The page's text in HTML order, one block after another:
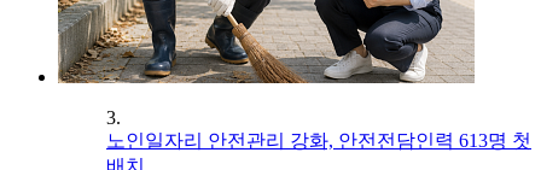
3.
노인일자리 안전관리 강화, 안전전담인력 613명 첫